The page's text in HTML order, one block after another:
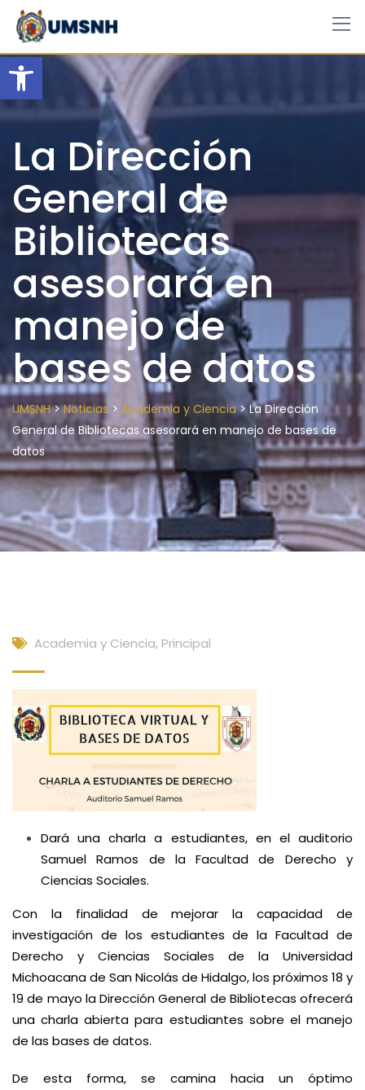
Open toolbar
Skip
content
La Dirección
General de
Bibliotecas
asesorará en
manejo de
bases de datos
UMSNH>Noticias > Academia y Ciencia>La Dirección
General de Bibliotecas asesorará en manejo de bases de
datos
Academia y Ciencia, Principal
Dará una charla a estudiantes, en el auditorio
Samuel Ramos de la Facultad de Derecho y
Ciencias Sociales.
Con la finalidad de mejorar la capacidad de
investigación de los estudiantes de la Facultad de
Derecho y Ciencias Sociales de la Universidad
Michoacana de San Nicolás de Hidalgo, los próximos 18 y
19 de mayo la Dirección General de Bibliotecas ofrecerá
una charla abierta para estudiantes sobre el manejo
de las bases de datos.
De esta forma, se camina hacia un óptimo